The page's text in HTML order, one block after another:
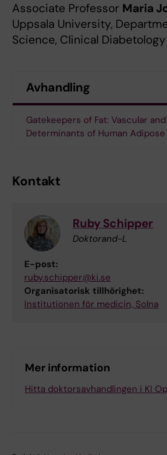
Associate Professor Maria
Uppsala University,
Science, Clinical
Avhandling
Gatekeepers of Fat: Vascular
Determinants of Human
Kontakt
Ruby Schipper
Doktorand-L
E-post:
ruby.schipper@ki.se
Organisatorisk tillhörighet:
Institutionen för medicin, Solna
Mer information
Hitta doktorsavhandlingen i KI